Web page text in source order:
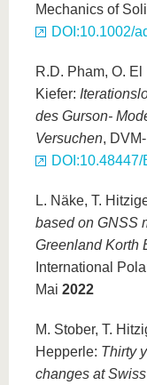
Mechanics of
DOI:10.1002/
R.D. Pham, O.
Kiefer:
des Gurson-
Versuchen,
L. Näke, T.
based on GNSS
Greenland Korth
International
Mai 2022
M. Stober, T.
Hepperle: Thirty
changes at